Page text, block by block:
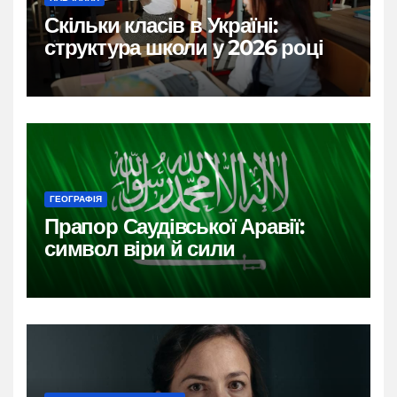
Скільки класів в Україні:
структура школи у 2026 році
ГЕОГРАФІЯ
Прапор Саудівської Аравії:
символ віри й сили